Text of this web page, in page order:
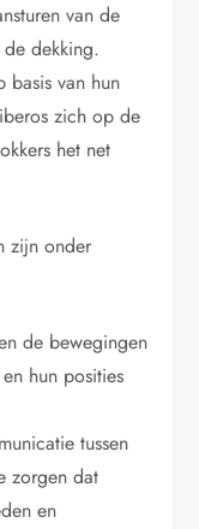
van de
dekking.
basis van hun
zich op de
het net
zijn onder
de bewegingen
hun posities
tussen
zorgen dat
en